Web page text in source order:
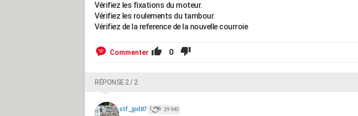
Vérifiez les fixations du moteur.
Vérifiez les roulements du tambour.
Vérifiez de la reference de la nouvelle courroie
Commenter 0
RÉPONSE 2 / 2
stf_jpd87 29 943